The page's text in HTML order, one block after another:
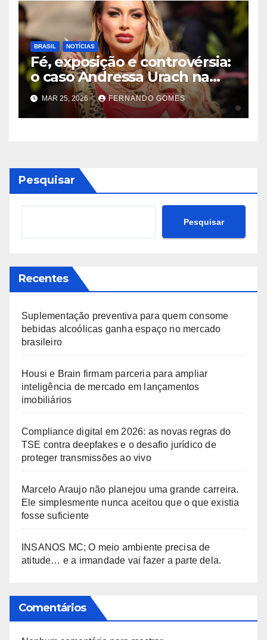
BRASIL NOTÍCIAS
Fé, exposição e controvérsia:
o caso Andressa Urach na
Quimbanda reacende
debate sobre limites do
sagrado
MAR 25, 2026 FERNANDO GOMES
Pesquisar
Pesquisar
Recentes
Suplementação preventiva para quem consome
bebidas alcoólicas ganha espaço no mercado
brasileiro
Housi e Brain firmam parceria para ampliar
inteligência de mercado em lançamentos
imobiliários
Compliance digital em 2026: as novas regras do
TSE contra deepfakes e o desafio jurídico de
proteger transmissões ao vivo
Marcelo Araujo não planejou uma grande carreira.
Ele simplesmente nunca aceitou que o que existia
fosse suficiente
INSANOS MC; O meio ambiente precisa de
atitude… e a irmandade vai fazer a parte dela.
Comentários